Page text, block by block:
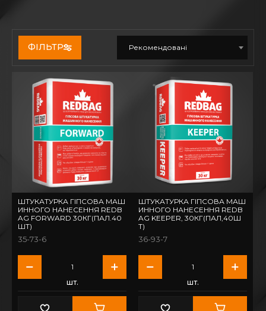
ФІЛЬТР Рекомендовані
ШТУКАТУРКА ГІПСОВА МАШ
ИННОГО НАНЕСЕННЯ REDB
AG FORWARD 30КГ(ПАЛ.40
ШТ)
35-73-6
шт.
ШТУКАТУРКА ГІПСОВА МАШ
ИННОГО НАНЕСЕННЯ REDB
AG KEEPER, 30КГ(ПАЛ,40Ш
Т)
36-93-7
шт.